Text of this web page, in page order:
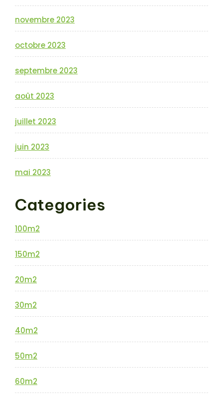
novembre 2023
octobre 2023
septembre 2023
août 2023
juillet 2023
juin 2023
mai 2023
Categories
100m2
150m2
20m2
30m2
40m2
50m2
60m2